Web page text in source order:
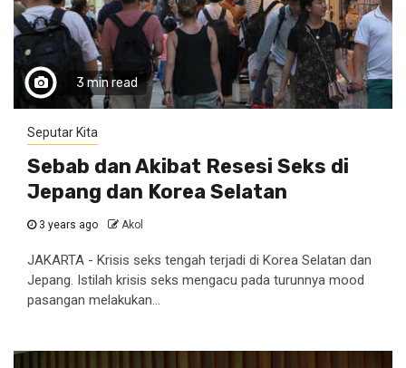
3 min read
Seputar Kita
Sebab dan Akibat Resesi Seks di
Jepang dan Korea Selatan
3 years ago Akol
JAKARTA - Krisis seks tengah terjadi di Korea Selatan dan
Jepang. Istilah krisis seks mengacu pada turunnya mood
pasangan melakukan...